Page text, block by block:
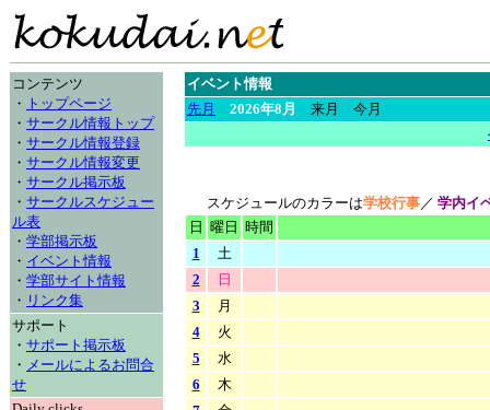
コンテンツ
・ トップページ
・ サークル情報トップ
・ サークル情報登録
・ サークル情報変更
・ サークル掲示板
・ サークルスケジュー
ル表
・ 学部掲示板
・ イベント情報
・ 学部サイト情報
・ リンク集
サポート
・ サポート掲示板
・ メールによるお問合
せ
イベント情報
先月
2026年8月
来月 今月
スケジュールのカラーは学校行事／ 学内イ
日 曜日 時間
1
土
2
日
3
月
4
火
5
水
6
木